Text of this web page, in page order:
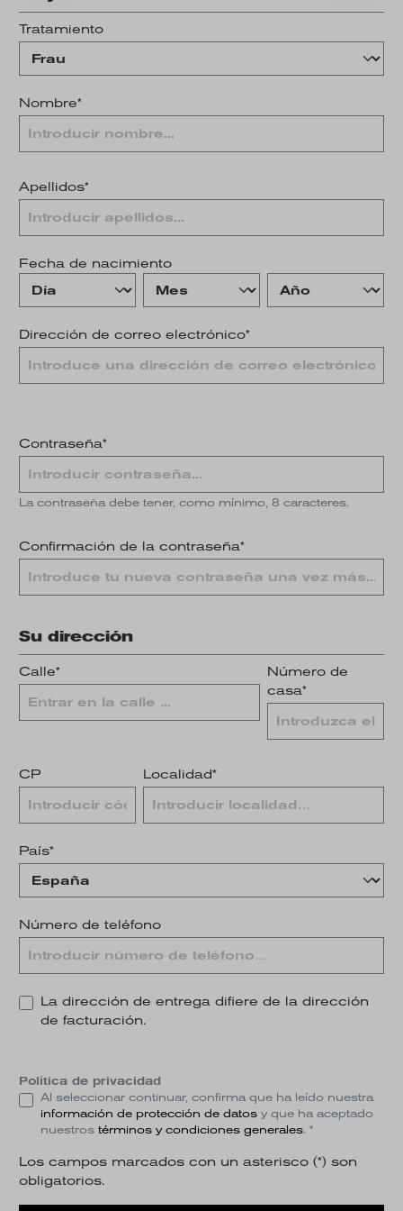
Tratamiento
Nombre*
Apellidos*
Fecha de nacimiento
Dirección de correo electrónico*
Contraseña*
La contraseña debe tener, como mínimo, 8 caracteres.
Confirmación de la contraseña*
Su dirección
Calle*
Número de
casa*
CP Localidad*
País*
Número de teléfono
La dirección de entrega difiere de la dirección
de facturación.
Política de privacidad
Al seleccionar continuar, confirma que ha leído nuestra
información de protección de datos y que ha aceptado
nuestros términos y condiciones generales. *
Los campos marcados con un asterisco (*) son
obligatorios.